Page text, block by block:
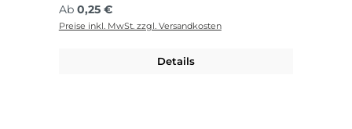
Regulärer Preis:
Ab 0,25 €
Preise inkl. MwSt. zzgl. Versandkosten
Details